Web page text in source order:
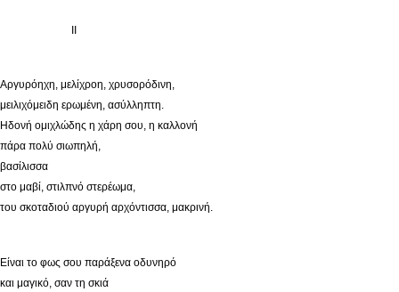
II
Αργυρόηχη, μελίχροη, χρυσορόδινη,
μειλιχόμειδη ερωμένη, ασύλληπτη.
Ηδονή ομιχλώδης η χάρη σου, η καλλονή
πάρα πολύ σιωπηλή,
βασίλισσα
στο μαβί, στιλπνό στερέωμα,
του σκοταδιού αργυρή αρχόντισσα, μακρινή.
Είναι το φως σου παράξενα οδυνηρό
και μαγικό, σαν τη σκιά